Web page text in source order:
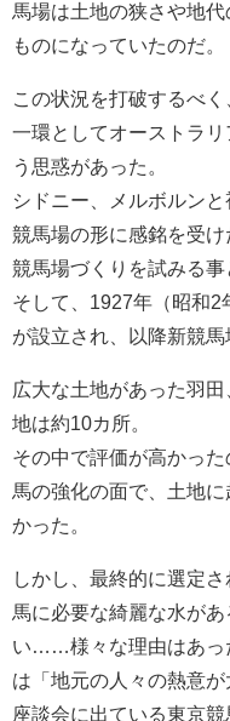
馬場は土地の狭さや地
ものになっていたのだ。
この状況を打破するべ
一環としてオーストラ
う思惑があった。
シドニー、メルボルン
競馬場の形に感銘を受
競馬場づくりを試みる事
そして、1927年（昭和2
が設立され、以降新競馬
広大な土地があった羽
地は約10カ所。
その中で評価が高かった
馬の強化の面で、土地
かった。
しかし、最終的に選定さ
馬に必要な綺麗な水が
い……様々な理由はあっ
は「地元の人々の熱意が
座談会に出ている東京